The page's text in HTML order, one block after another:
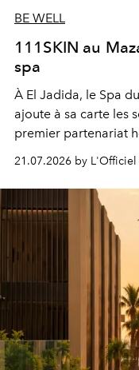
BE WELL
111SKIN au
spa
À El Jadida, le Spa
ajoute à sa carte les
premier partenariat
britannique, née
londonien et
le complexe NAC
21.07.2026 by L'Officiel